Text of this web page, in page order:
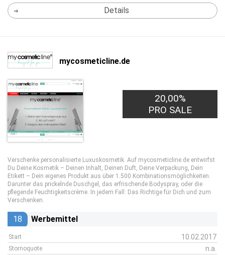
Details
mycosmeticline.de
20,00%
PRO SALE
Verschenke personalisierte Luxuskosmetik. Auf mycosmeticline.de entwirfst
Du Deine Kosmetik – Deinen Inhalt, Deinen Duft, Deine Verpackung, Dein
Etikett – Dein eigenes Produkt aus über 1.500 Kombinationsmöglichkeiten.
Darunter das prickelnde Duschgel, das erfrischende Bodyspray, oder die
pflegende Feuchtigkeitscrème. In jedem Fall: Das Richtige für Dich und zum
Verschenken.
18 Werbemittel
Start 10.02.2017
Stornoquote n.a.